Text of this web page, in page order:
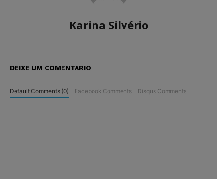
Karina Silvério
DEIXE UM COMENTÁRIO
Default Comments (0) Facebook Comments Disqus Comments